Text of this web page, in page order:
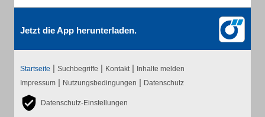
Jetzt die App herunterladen.
Startseite | Suchbegriffe | Kontakt | Inhalte melden
Impressum | Nutzungsbedingungen | Datenschutz
Datenschutz-Einstellungen